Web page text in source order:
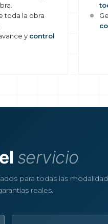
toda la obra
y control
servicio
para todas las
reales.